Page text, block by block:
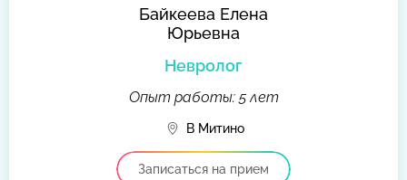
Байкеева Елена
Юрьевна
Невролог
Опыт работы: 5 лет
В Митино
Записаться на прием